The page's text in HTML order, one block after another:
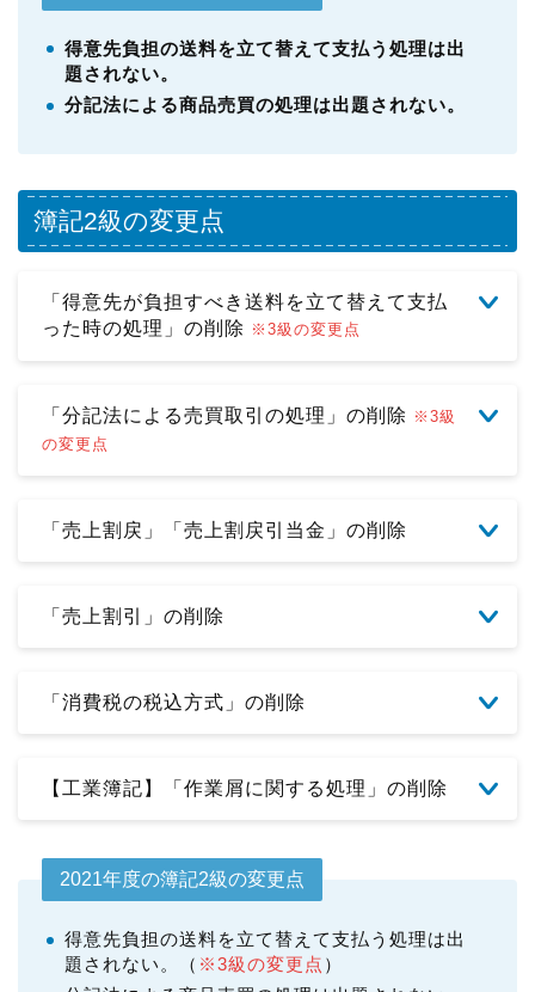
得意先負担の送料を立て替えて支払う処理は出
題されない。
分記法による商品売買の処理は出題されない。
簿記2級の変更点
「得意先が負担すべき送料を立て替えて支払
った時の処理」の削除 ※3級の変更点
「分記法による売買取引の処理」の削除 ※3級
の変更点
「売上割戻」「売上割戻引当金」の削除
「売上割引」の削除
「消費税の税込方式」の削除
【工業簿記】「作業屑に関する処理」の削除
2021年度の簿記2級の変更点
得意先負担の送料を立て替えて支払う処理は出
題されない。（ ※3級の変更点 ）